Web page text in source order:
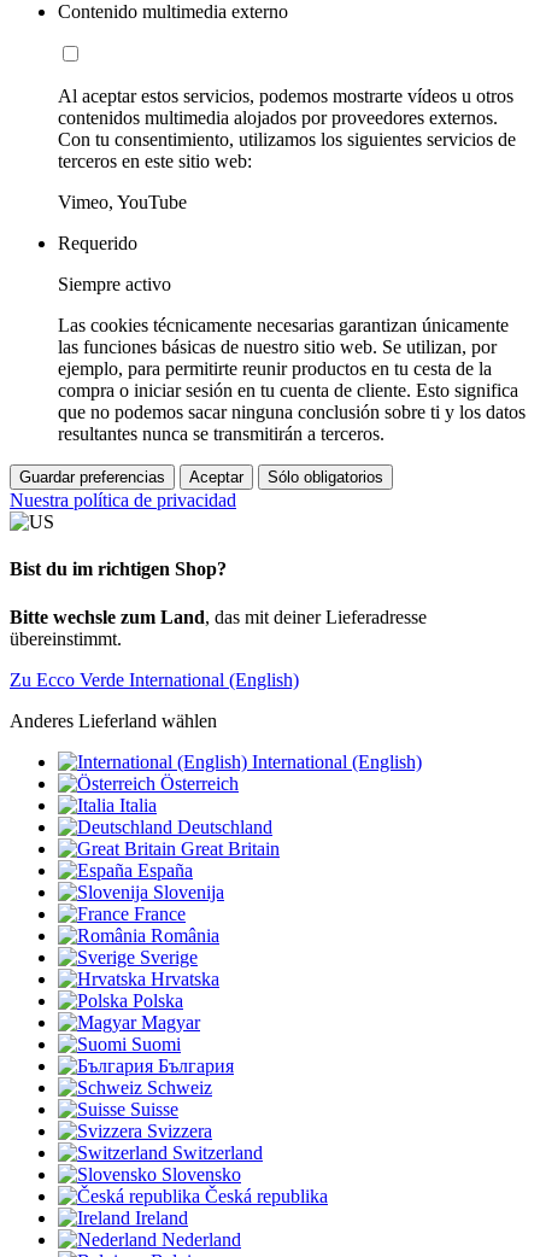
Contenido multimedia externo
Al aceptar estos servicios, podemos mostrarte vídeos u otros
contenidos multimedia alojados por proveedores externos.
Con tu consentimiento, utilizamos los siguientes servicios de
terceros en este sitio web:
Vimeo, YouTube
Requerido
Siempre activo
Las cookies técnicamente necesarias garantizan únicamente
las funciones básicas de nuestro sitio web. Se utilizan, por
ejemplo, para permitirte reunir productos en tu cesta de la
compra o iniciar sesión en tu cuenta de cliente. Esto significa
que no podemos sacar ninguna conclusión sobre ti y los datos
resultantes nunca se transmitirán a terceros.
Guardar preferencias Aceptar Sólo obligatorios
Nuestra política de privacidad
Bist du im richtigen Shop?
Bitte wechsle zum Land, das mit deiner Lieferadresse
übereinstimmt.
Zu Ecco Verde International (English)
Anderes Lieferland wählen
International (English)
Österreich
Italia
Deutschland
Great Britain
España
Slovenija
France
România
Sverige
Hrvatska
Polska
Magyar
Suomi
България
Schweiz
Suisse
Svizzera
Switzerland
Slovensko
Česká republika
Ireland
Nederland